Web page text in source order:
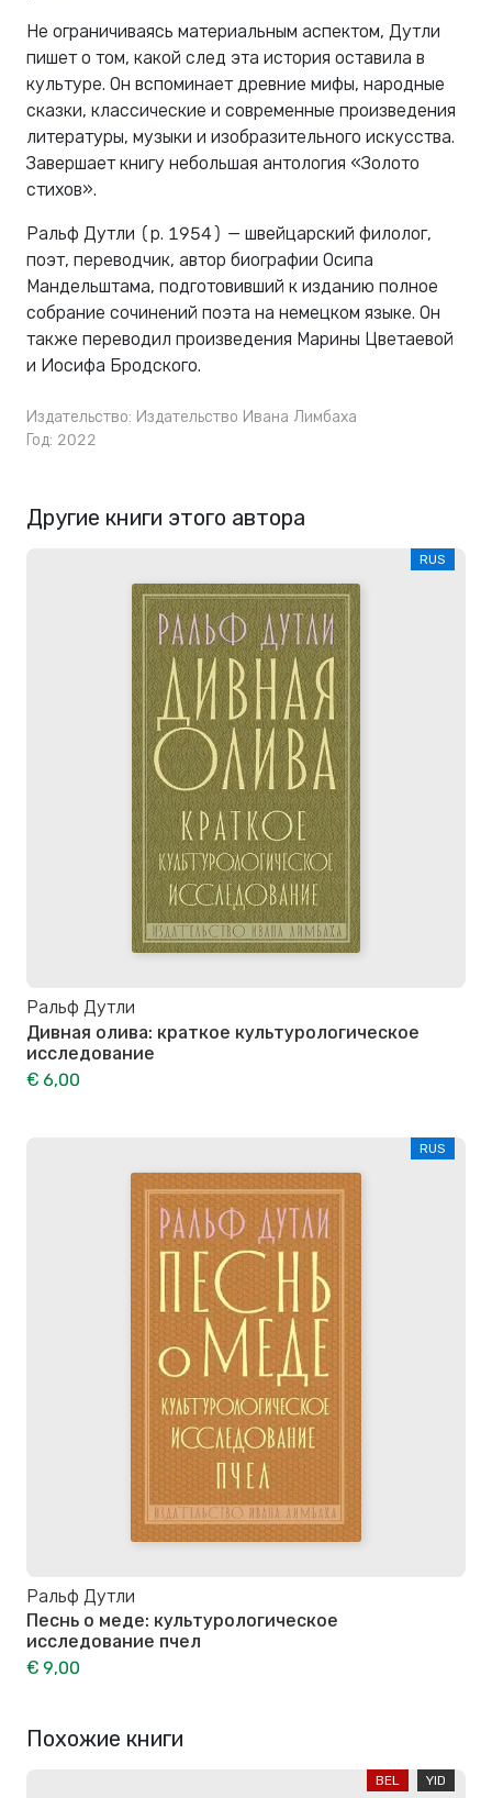
Не ограничиваясь материальным аспектом, Дутли
пишет о том, какой след эта история оставила в
культуре. Он вспоминает древние мифы, народные
сказки, классические и современные произведения
литературы, музыки и изобразительного искусства.
Завершает книгу небольшая антология «Золото
стихов».
Ральф Дутли (р. 1954) — швейцарский филолог,
поэт, переводчик, автор биографии Осипа
Мандельштама, подготовивший к изданию полное
собрание сочинений поэта на немецком языке. Он
также переводил произведения Марины Цветаевой
и Иосифа Бродского.
Издательство: Издательство Ивана Лимбаха
Год: 2022
Другие книги этого автора
RUS
Ральф Дутли
Дивная олива: краткое культурологическое
исследование
€ 6,00
RUS
Ральф Дутли
Песнь о меде: культурологическое
исследование пчел
€ 9,00
Похожие книги
BEL YID